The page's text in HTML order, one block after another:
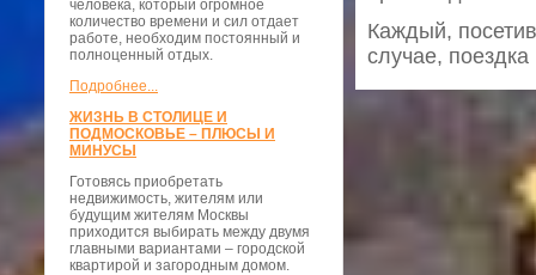
человека, который огромное
количество времени и сил отдает
работе, необходим постоянный и
полноценный отдых.
Подробнее...
ЖИЗНЬ В СТОЛИЦЕ И
ПОДМОСКОВЬЕ – ПЛЮСЫ И
МИНУСЫ
Готовясь приобретать
недвижимость, жителям или
будущим жителям Москвы
приходится выбирать между двумя
главными вариантами – городской
квартирой и загородным домом.
Каждый,
случае, поездка